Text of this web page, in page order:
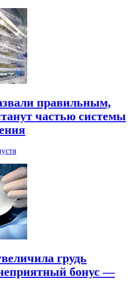
правильным,
частью системы
грудь
бонус —